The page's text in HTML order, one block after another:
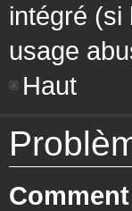
intégré (si
usage
Haut